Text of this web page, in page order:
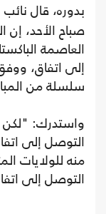
بدوره، قال
صباح الأحد، إن
العاصمة
إلى اتفاق،
سلسلة من
واستدرك: "لكن
التوصل إلى
منه للولايات
التوصل إلى